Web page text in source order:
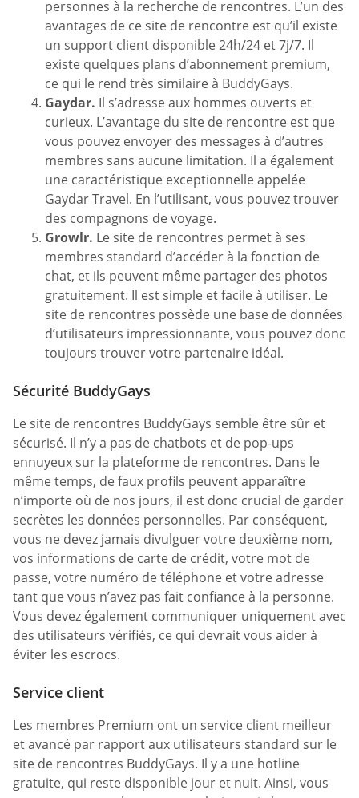
personnes à la recherche de rencontres. L’un des
avantages de ce site de rencontre est qu’il existe
un support client disponible 24h/24 et 7j/7. Il
existe quelques plans d’abonnement premium,
ce qui le rend très similaire à BuddyGays.
Gaydar. Il s’adresse aux hommes ouverts et
curieux. L’avantage du site de rencontre est que
vous pouvez envoyer des messages à d’autres
membres sans aucune limitation. Il a également
une caractéristique exceptionnelle appelée
Gaydar Travel. En l’utilisant, vous pouvez trouver
des compagnons de voyage.
Growlr. Le site de rencontres permet à ses
membres standard d’accéder à la fonction de
chat, et ils peuvent même partager des photos
gratuitement. Il est simple et facile à utiliser. Le
site de rencontres possède une base de données
d’utilisateurs impressionnante, vous pouvez donc
toujours trouver votre partenaire idéal.
Sécurité BuddyGays
Le site de rencontres BuddyGays semble être sûr et
sécurisé. Il n’y a pas de chatbots et de pop-ups
ennuyeux sur la plateforme de rencontres. Dans le
même temps, de faux profils peuvent apparaître
n’importe où de nos jours, il est donc crucial de garder
secrètes les données personnelles. Par conséquent,
vous ne devez jamais divulguer votre deuxième nom,
vos informations de carte de crédit, votre mot de
passe, votre numéro de téléphone et votre adresse
tant que vous n’avez pas fait confiance à la personne.
Vous devez également communiquer uniquement avec
des utilisateurs vérifiés, ce qui devrait vous aider à
éviter les escrocs.
Service client
Les membres Premium ont un service client meilleur
et avancé par rapport aux utilisateurs standard sur le
site de rencontres BuddyGays. Il y a une hotline
gratuite, qui reste disponible jour et nuit. Ainsi, vous